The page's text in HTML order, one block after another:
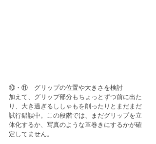
⑩・⑪　グリップの位置や大きさを検討
加えて、グリップ部分もちょっとずつ前に出た
り、大き過ぎるししゃもを削ったりとまだまだ
試行錯誤中。この段階では、まだグリップを立
体化するか、写真のような革巻きにするかが確
定してません。